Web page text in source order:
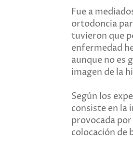
Fue a
ortodoncia
tuvieron que
enfermedad
aunque no es
imagen de la
Según los
consiste en la
provocada
colocación de